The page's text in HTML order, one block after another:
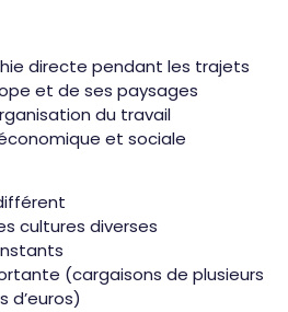
directe pendant les trajets
et de ses paysages
du travail
et sociale
cultures diverses
(cargaisons de plusieurs
d’euros)